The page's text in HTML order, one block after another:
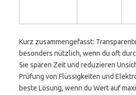
Kurz zusammengefasst:
besonders nützlich, wenn du oft
Sie sparen Zeit und reduzieren
Prüfung von Flüssigkeiten und
beste Lösung, wenn du Wert auf